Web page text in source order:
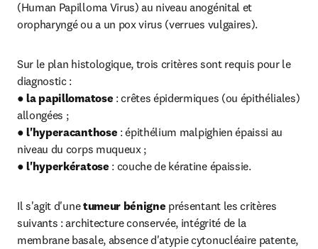
(Human Papilloma Virus) au niveau anogénital et
oropharyngé ou a un pox virus (verrues vulgaires).
Sur le plan histologique, trois critères sont requis pour le
diagnostic :
● la papillomatose : crêtes épidermiques (ou épithéliales)
allongées ;
● l'hyperacanthose : épithélium malpighien épaissi au
niveau du corps muqueux ;
● l'hyperkératose : couche de kératine épaissie.
Il s'agit d'une tumeur bénigne présentant les critères
suivants : architecture conservée, intégrité de la
membrane basale, absence d'atypie cytonucléaire patente,